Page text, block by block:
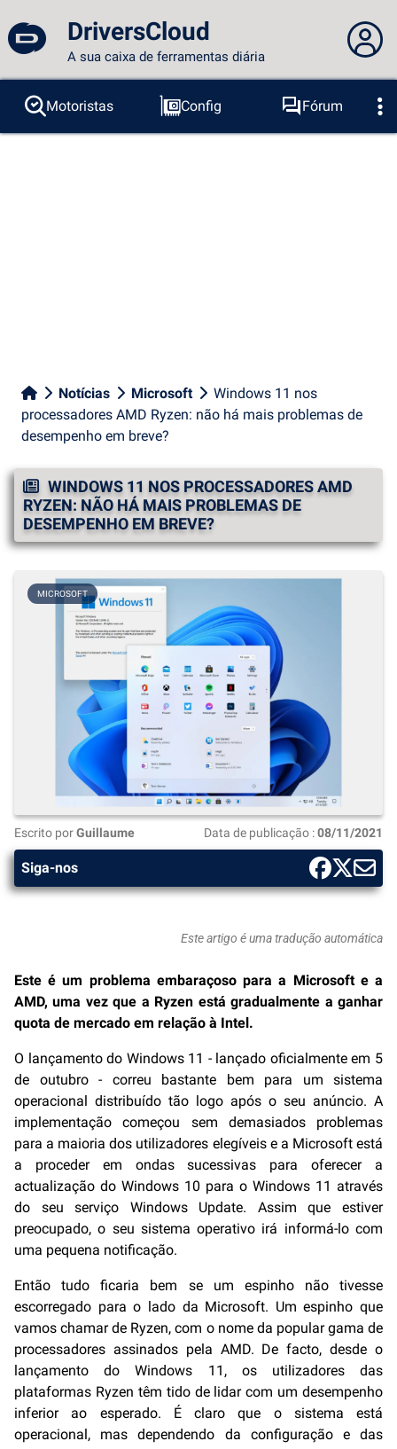
DriversCloud
A sua caixa de ferramentas diária
Você não está logado...
Acesso ao site
Motoristas Config
Fórum
Sondas
BSOD Ferramentas
Notícias Microsoft
Windows 11 nos
processadores AMD Ryzen: não há mais problemas de
desempenho em breve?
WINDOWS 11 NOS PROCESSADORES AMD
RYZEN: NÃO HÁ MAIS PROBLEMAS DE
DESEMPENHO EM BREVE?
MICROSOFT
Escrito porGuillaume Data de publicação :08/11/2021
Siga-nos
Este artigo é uma tradução automática
Este é um problema embaraçoso para a Microsoft e a
AMD, uma vez que a Ryzen está gradualmente a ganhar
quota de mercado em relação à Intel.
O lançamento do Windows 11 - lançado oficialmente em 5
de outubro - correu bastante bem para um sistema
operacional distribuído tão logo após o seu anúncio. A
implementação começou sem demasiados problemas
para a maioria dos utilizadores elegíveis e a Microsoft está
a proceder em ondas sucessivas para oferecer a
actualização do Windows 10 para o Windows 11 através
do seu serviço Windows Update. Assim que estiver
preocupado, o seu sistema operativo irá informá-lo com
uma pequena notificação.
Então tudo ficaria bem se um espinho não tivesse
escorregado para o lado da Microsoft. Um espinho que
vamos chamar de Ryzen, com o nome da popular gama de
processadores assinados pela AMD. De facto, desde o
lançamento do Windows 11, os utilizadores das
plataformas Ryzen têm tido de lidar com um desempenho
inferior ao esperado. É claro que o sistema está
operacional, mas dependendo da configuração e das